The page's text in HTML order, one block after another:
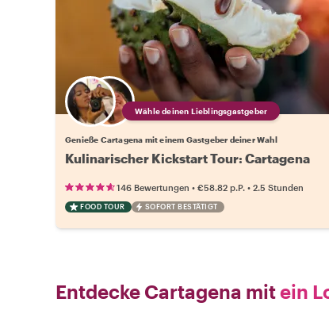
Wähle deinen Lieblingsgastgeber
Genieße Cartagena mit einem Gastgeber deiner Wahl
Kulinarischer Kickstart Tour: Cartagena
146 Bewertungen • €58.82 p.P. • 2.5 Stunden
FOOD TOUR SOFORT BESTÄTIGT
Entdecke Cartagena mitein